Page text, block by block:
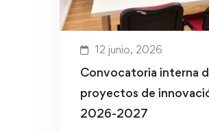
12 junio, 2026
Convocatoria interna
proyectos de
2026-2027